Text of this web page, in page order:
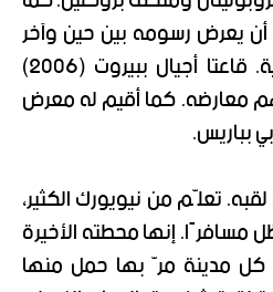
أن يعرض رسومه بين حين وآخر
في عدد من المدن العربية. قاعتا أجيال ببيروت (2006)
أهم معارضه. كما أقيم له معرض
بباريس.
تعلّم من نيويورك الكثير،
مسافرًا. إنها محطته الأخيرة
مدينة مرّ بها حمل منها